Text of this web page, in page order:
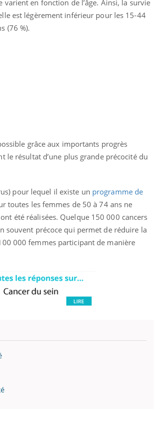
en fonction de l’âge. Ainsi, la survie
est légèrement inférieur pour les 15-44
(76 %).
grâce aux importants progrès
le résultat d’une plus grande précocité du
pour lequel il existe un programme de
toutes les femmes de 50 à 74 ans ne
été réalisées. Quelque 150 000 cancers
souvent précoce qui permet de réduire la
000 femmes participant de manière
Youtube
Insuline & Charge mentale : et si on
osait en parler??Youtube